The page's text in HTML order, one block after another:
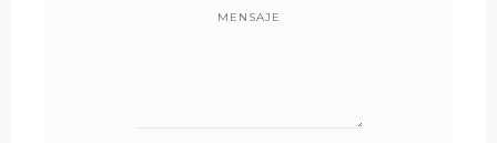
MENSAJE